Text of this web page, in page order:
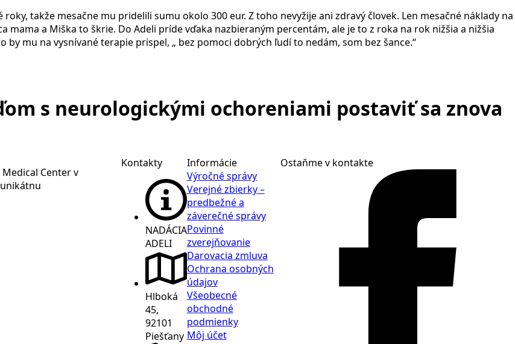
takže mesačne mu pridelili sumu okolo 300 eur. Z toho nevyžije ani zdravý človek. Len mesačné náklady na
mama a Miška to škrie. Do Adeli príde vďaka nazbieraným percentám, ale je to z roka na rok nižšia a nižšia
mu na vysnívané terapie prispel, „ bez pomoci dobrých ľudí to nedám, som bez šance.“
s neurologickými ochoreniami postaviť sa znova
Center v
Kontakty
NADÁCIA
ADELI
Hlboká
45,
92101
Piešťany
Informácie
Výročné správy
Verejné zbierky –
predbežné a
záverečné správy
Povinné
zverejňovanie
Darovacia zmluva
Ochrana osobných
údajov
Všeobecné
obchodné
podmienky
Môj účet
Ostaňme v kontakte